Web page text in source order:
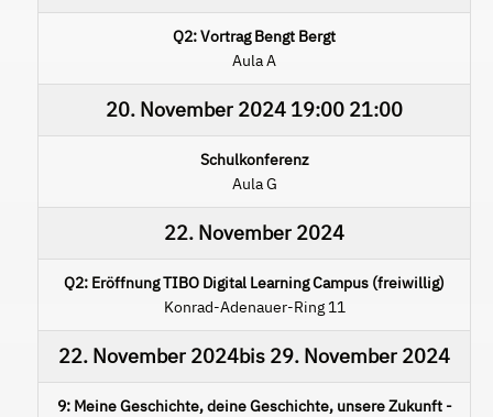
Q2: Vortrag Bengt Bergt
Aula A
20. November 2024 19:00 21:00
Schulkonferenz
Aula G
22. November 2024
Q2: Eröffnung TIBO Digital Learning Campus (freiwillig)
Konrad-Adenauer-Ring 11
22. November 2024bis 29. November 2024
9: Meine Geschichte, deine Geschichte, unsere Zukunft -